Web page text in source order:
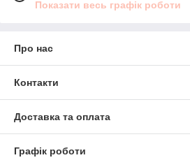
Показати весь графік роботи
Про нас
Контакти
Доставка та оплата
Графік роботи